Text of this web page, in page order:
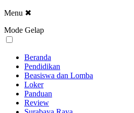
Menu ✖
Mode Gelap
Beranda
Pendidikan
Beasiswa dan Lomba
Loker
Panduan
Review